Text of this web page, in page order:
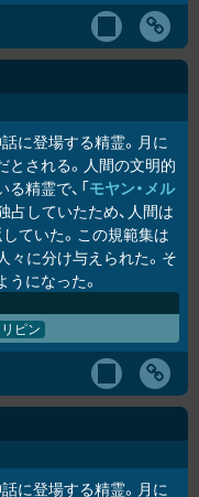
に登場する精霊。月に
される。人間の文明的
精霊で、「モヤン・メル
占していたため、人間は
ていた。この規範集は
々に分け与えられた。そ
になった。
ピン
に登場する精霊。月に